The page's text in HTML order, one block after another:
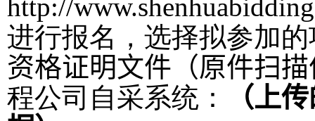
http://
进行报名，选择拟参加
资格证明文件 （原件扫描
程公司自采系统：
（上